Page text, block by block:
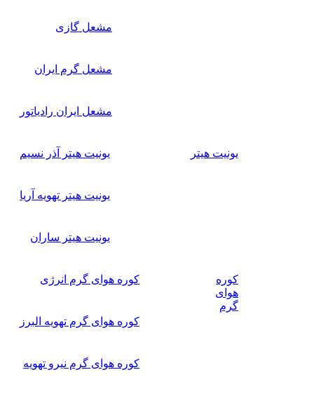
مشعل گازی
مشعل گرم ایران
مشعل ایران رادیاتور
یونیت هیتر یونیت هیتر آذر نسیم
یونیت هیتر تهویه آریا
یونیت هیتر ساران
کوره
هوای
گرم
کوره هوای گرم انرژی
کوره هوای گرم تهویه البرز
کوره هوای گرم نیرو تهویه